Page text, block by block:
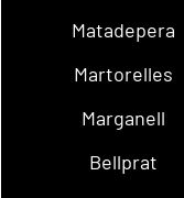
Matadepera
Martorelles
Marganell
Bellprat